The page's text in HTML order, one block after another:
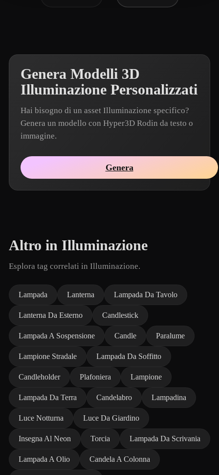
Genera Modelli 3D
Illuminazione Personalizzati
Hai bisogno di un asset Illuminazione specifico?
Genera un modello con Hyper3D Rodin da testo o
immagine.
Genera
Altro in Illuminazione
Esplora tag correlati in Illuminazione.
Lampada Lanterna Lampada Da Tavolo
Lanterna Da Esterno Candlestick
Lampada A Sospensione Candle Paralume
Lampione Stradale Lampada Da Soffitto
Candleholder Plafoniera Lampione
Lampada Da Terra Candelabro Lampadina
Luce Notturna Luce Da Giardino
Insegna Al Neon Torcia Lampada Da Scrivania
Lampada A Olio Candela A Colonna